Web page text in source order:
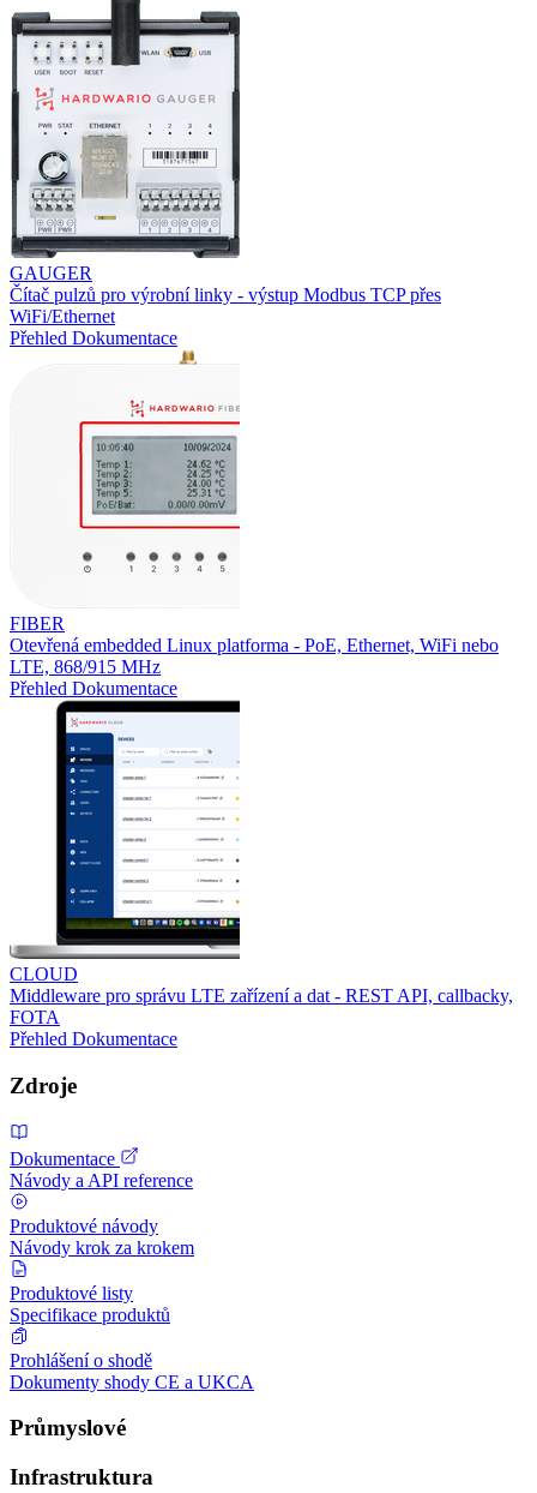
GAUGER
Čítač pulzů pro výrobní linky - výstup Modbus TCP přes
WiFi/Ethernet
Přehled Dokumentace
FIBER
Otevřená embedded Linux platforma - PoE, Ethernet, WiFi nebo
LTE, 868/915 MHz
Přehled Dokumentace
CLOUD
Middleware pro správu LTE zařízení a dat - REST API, callbacky,
FOTA
Přehled Dokumentace
Zdroje
Dokumentace
Návody a API reference
Produktové návody
Návody krok za krokem
Produktové listy
Specifikace produktů
Prohlášení o shodě
Dokumenty shody CE a UKCA
Průmyslové
Infrastruktura